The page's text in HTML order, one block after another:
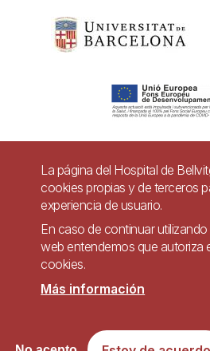
página
Contacto
Política de Privacidad de
Sitio web accesible de conformidad con el
La página del Hospital de
cookies propias y de terceros
experiencia de usuario.
En caso de continuar
web entendemos que autoriza
cookies.
Más información